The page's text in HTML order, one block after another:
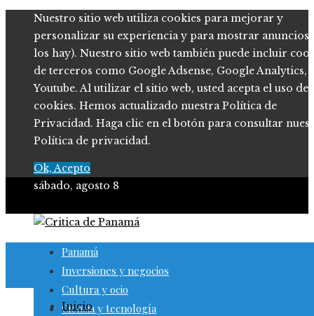
Nuestro sitio web utiliza cookies para mejorar y
personalizar su experiencia y para mostrar anuncios
los hay). Nuestro sitio web también puede incluir
de terceros como Google Adsense, Google Analytics,
Youtube. Al utilizar el sitio web, usted acepta el uso de
cookies. Hemos actualizado nuestra Política de
Privacidad. Haga clic en el botón para consultar
Política de privacidad.
Ok, Acepto
sábado, agosto 8
Panamá
Inversiones y negocios
Cultura y ocio
Ciencia y tecnología
Inicio